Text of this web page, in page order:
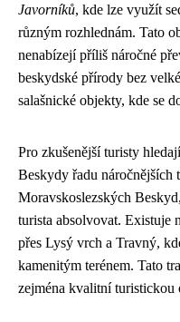
Javorníků, kde lze využít
různým rozhlednám. Tato
nenabízejí příliš náročné
beskydské přírody bez
salašnické objekty, kde se
Pro zkušenější turisty
Beskydy řadu náročnějších
Moravskoslezských
turista absolvovat. Existuje
přes Lysý vrch a Travný,
kamenitým terénem. Tato
zejména kvalitní turistickou